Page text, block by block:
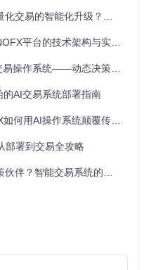
端服务镜像构建文件
# 后端API服务
户操作平台
缓存系统
到服务启动
足部署要求
NOFX智能策略平台的核心价值与实践路径
平台的技术架构与实践应用
——动态决策中枢重构量化投资逻辑
AI交易系统部署指南
操作系统颠覆传统量化投资范式
部署到交易全攻略
能交易系统的实战落地指南